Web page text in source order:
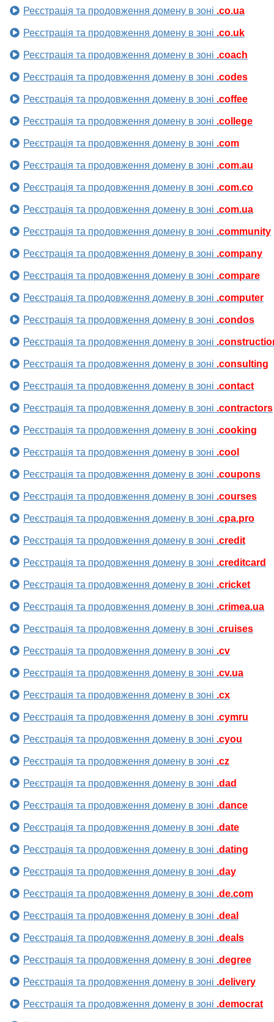
Реєстрація та продовження домену в зоні .co.ua
Реєстрація та продовження домену в зоні .co.uk
Реєстрація та продовження домену в зоні .coach
Реєстрація та продовження домену в зоні .codes
Реєстрація та продовження домену в зоні .coffee
Реєстрація та продовження домену в зоні .college
Реєстрація та продовження домену в зоні .com
Реєстрація та продовження домену в зоні .com.au
Реєстрація та продовження домену в зоні .com.co
Реєстрація та продовження домену в зоні .com.ua
Реєстрація та продовження домену в зоні .community
Реєстрація та продовження домену в зоні .company
Реєстрація та продовження домену в зоні .compare
Реєстрація та продовження домену в зоні .computer
Реєстрація та продовження домену в зоні .condos
Реєстрація та продовження домену в зоні
Реєстрація та продовження домену в зоні .consulting
Реєстрація та продовження домену в зоні .contact
Реєстрація та продовження домену в зоні .contractors
Реєстрація та продовження домену в зоні .cooking
Реєстрація та продовження домену в зоні .cool
Реєстрація та продовження домену в зоні .coupons
Реєстрація та продовження домену в зоні .courses
Реєстрація та продовження домену в зоні .cpa.pro
Реєстрація та продовження домену в зоні .credit
Реєстрація та продовження домену в зоні .creditcard
Реєстрація та продовження домену в зоні .cricket
Реєстрація та продовження домену в зоні .crimea.ua
Реєстрація та продовження домену в зоні .cruises
Реєстрація та продовження домену в зоні .cv
Реєстрація та продовження домену в зоні .cv.ua
Реєстрація та продовження домену в зоні .cx
Реєстрація та продовження домену в зоні .cymru
Реєстрація та продовження домену в зоні .cyou
Реєстрація та продовження домену в зоні .cz
Реєстрація та продовження домену в зоні .dad
Реєстрація та продовження домену в зоні .dance
Реєстрація та продовження домену в зоні .date
Реєстрація та продовження домену в зоні .dating
Реєстрація та продовження домену в зоні .day
Реєстрація та продовження домену в зоні .de.com
Реєстрація та продовження домену в зоні .deal
Реєстрація та продовження домену в зоні .deals
Реєстрація та продовження домену в зоні .degree
Реєстрація та продовження домену в зоні .delivery
Реєстрація та продовження домену в зоні .democrat